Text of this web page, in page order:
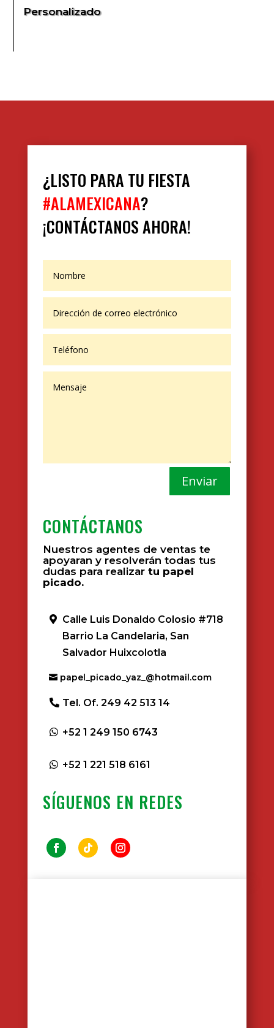
Personalizado
¿LISTO PARA TU FIESTA
#ALAMEXICANA?
¡CONTÁCTANOS AHORA!
Enviar
CONTÁCTANOS
Nuestros agentes de ventas te
apoyaran y resolverán todas tus
dudas para realizartu papel
picado.
Calle Luis Donaldo Colosio #718
Barrio La Candelaria, San
Salvador Huixcolotla
papel_picado_yaz_@hotmail.com
Tel. Of. 249 42 513 14
+52 1 249 150 6743
+52 1 221 518 6161
SÍGUENOS EN REDES